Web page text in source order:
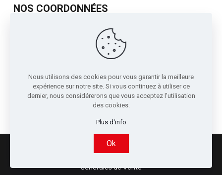
NOS COORDONNÉES
717, Avenue de St Quentin
sori@sori.fr
© 2022 SORI - Réalisé par
Mentions légales
Générales de Vente
Nous utilisons des cookies pour vous garantir la meilleure
expérience sur notre site. Si vous continuez à utiliser ce
dernier, nous considérerons que vous acceptez l'utilisation
des cookies.
Plus d'info
Ok